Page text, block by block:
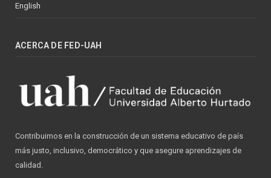
English
ACERCA DE FED-UAH
Contribuimos en la construcción de un sistema educativo de país
más justo, inclusivo, democrático y que asegure aprendizajes de
calidad.